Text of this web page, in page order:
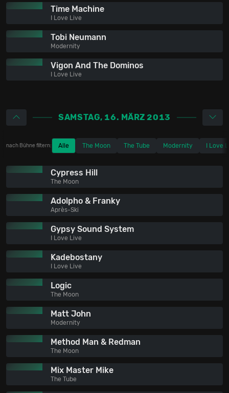
Time Machine
I Love Live
Tobi Neumann
Modernity
Vigon And The Dominos
I Love Live
SAMSTAG, 16. MÄRZ 2013
nach Bühne filtern: Alle The Moon The Tube Modernity I Love
Cypress Hill
The Moon
Adolpho & Franky
Après-Ski
Gypsy Sound System
I Love Live
Kadebostany
I Love Live
Logic
The Moon
Matt John
Modernity
Method Man & Redman
The Moon
Mix Master Mike
The Tube